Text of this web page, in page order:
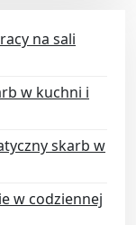
na sali
w kuchni i
skarb w
w codziennej